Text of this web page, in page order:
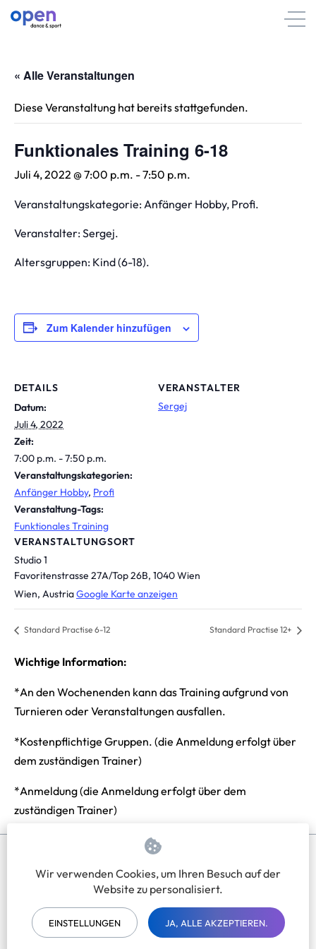
« Alle Veranstaltungen
Diese Veranstaltung hat bereits stattgefunden.
Funktionales Training 6-18
Juli 4, 2022 @ 7:00 p.m. -7:50 p.m.
Veranstaltungskategorie: Anfänger Hobby, Profi.
Veranstalter: Sergej.
Altersgruppen: Kind (6-18).
Zum Kalender hinzufügen
DETAILS
Datum:
Juli 4, 2022
Zeit:
7:00 p.m. - 7:50 p.m.
Veranstaltungskategorien:
Anfänger Hobby, Profi
Veranstaltung-Tags:
Funktionales Training
VERANSTALTUNGSORT
Studio 1
Favoritenstrasse 27A/Top 26B, 1040 Wien
Wien, AustriaGoogle Karte anzeigen
VERANSTALTER
Sergej
Standard Practise 6-12 Standard Practise 12+
Wichtige Information:
*An den Wochenenden kann das Training aufgrund von
Turnieren oder Veranstaltungen ausfallen.
*Kostenpflichtige Gruppen. (die Anmeldung erfolgt über
dem zuständigen Trainer)
*Anmeldung (die Anmeldung erfolgt über dem
zuständigen Trainer)
Impressum Datenschutzerklärung
Wir verwenden Cookies, um Ihren Besuch auf der
Website zu personalisiert.
EINSTELLUNGEN JA, ALLE AKZEPTIEREN.